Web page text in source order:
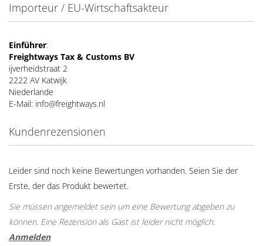
Importeur / EU-Wirtschaftsakteur
Einführer:
Freightways Tax & Customs BV
ijverheidstraat 2
2222 AV Katwijk
Niederlande
E-Mail: info@freightways.nl
Kundenrezensionen
Leider sind noch keine Bewertungen vorhanden. Seien Sie der
Erste, der das Produkt bewertet.
Sie müssen angemeldet sein um eine Bewertung abgeben zu
können. Eine Rezension als Gast ist leider nicht möglich.
Anmelden